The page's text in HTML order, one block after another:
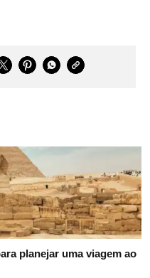
planejar uma viagem ao